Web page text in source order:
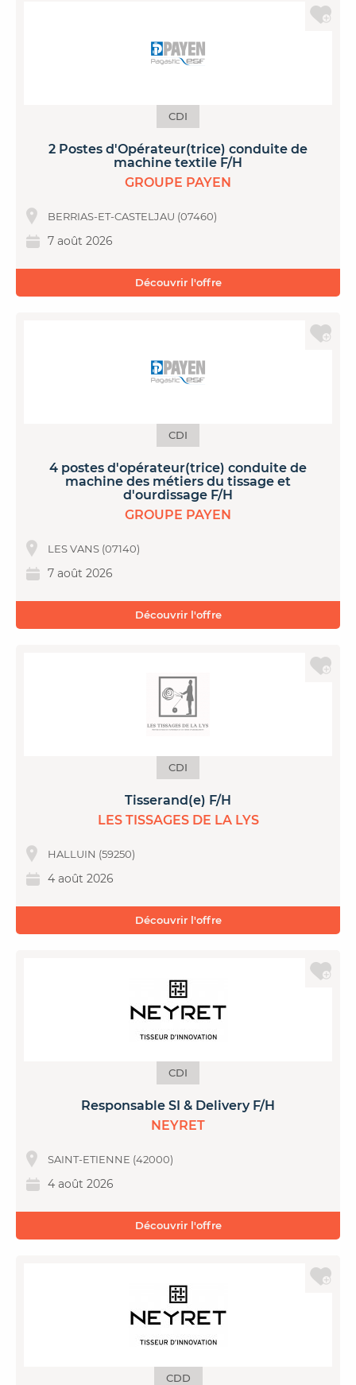
CDI
2 Postes d'Opérateur(trice) conduite de
machine textile F/H
GROUPE PAYEN
BERRIAS-ET-CASTELJAU (07460)
7 août 2026
Découvrir l'offre
CDI
4 postes d'opérateur(trice) conduite de
machine des métiers du tissage et
d'ourdissage F/H
GROUPE PAYEN
LES VANS (07140)
7 août 2026
Découvrir l'offre
CDI
Tisserand(e) F/H
LES TISSAGES DE LA LYS
HALLUIN (59250)
4 août 2026
Découvrir l'offre
CDI
Responsable SI & Delivery F/H
NEYRET
SAINT-ETIENNE (42000)
4 août 2026
Découvrir l'offre
CDD